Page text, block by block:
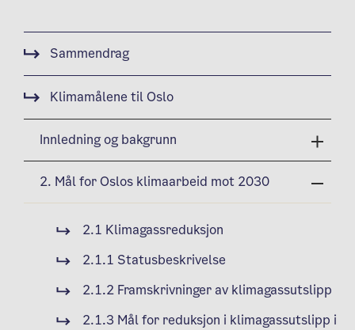
Sammendrag
Klimamålene til Oslo
Innledning og bakgrunn
2. Mål for Oslos klimaarbeid mot 2030
2.1 Klimagassreduksjon
2.1.1 Statusbeskrivelse
2.1.2 Framskrivninger av klimagassutslipp
2.1.3 Mål for reduksjon i klimagassutslipp i